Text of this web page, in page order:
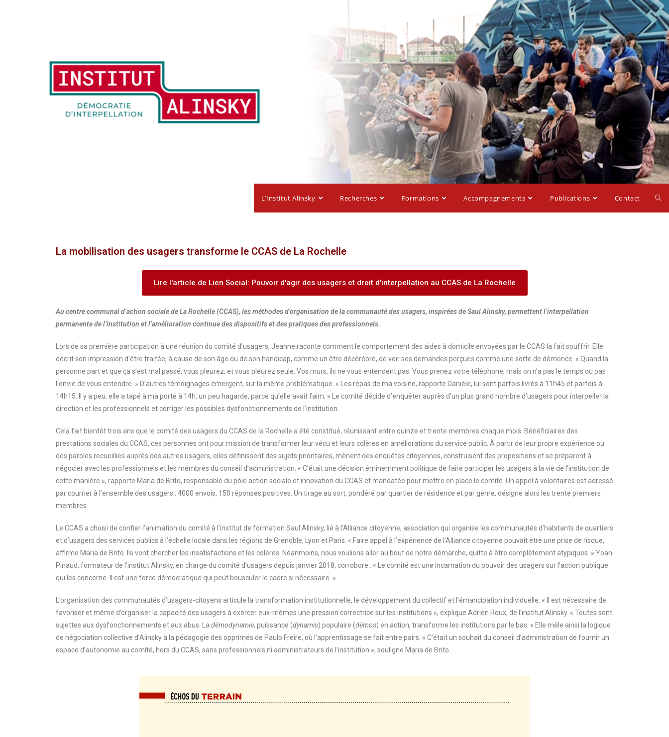
L’Institut Alinsky Recherches Formations Accompagnements Publications Contact
La mobilisation des usagers transforme le CCAS de La Rochelle
Lire l'article de Lien Social: Pouvoir d'agir des usagers et droit d'interpellation au CCAS de La Rochelle
Au centre communal d’action sociale de La Rochelle (CCAS), les méthodes d’organisation de la communauté des usagers, inspirées de Saul Alinsky, permettent l’interpellation
permanente de l’institution et l’amélioration continue des dispositifs et des pratiques des professionnels.
Lors de sa première participation à une réunion du comité d’usagers, Jeanne raconte comment le comportement des aides à domicile envoyées par le CCAS la fait souffrir. Elle
décrit son impression d’être traitée, à cause de son âge ou de son handicap, comme un être décérébré, de voir ses demandes perçues comme une sorte de démence. « Quand la
personne part et que ça s’est mal passé, vous pleurez, et vous pleurez seule. Vos murs, ils ne vous entendent pas. Vous prenez votre téléphone, mais on n’a pas le temps ou pas
l’envie de vous entendre. » D’autres témoignages émergent, sur la même problématique. « Les repas de ma voisine, rapporte Danièle, lui sont parfois livrés à 11h45 et parfois à
14h15. Il y a peu, elle a tapé à ma porte à 14h, un peu hagarde, parce qu’elle avait faim. » Le comité décide d’enquêter auprès d’un plus grand nombre d’usagers pour interpeller la
direction et les professionnels et corriger les possibles dysfonctionnements de l’institution.
Cela fait bientôt trois ans que le comité des usagers du CCAS de la Rochelle a été constitué, réunissant entre quinze et trente membres chaque mois. Bénéficiaires des
prestations sociales du CCAS, ces personnes ont pour mission de transformer leur vécu et leurs colères en améliorations du service public. À partir de leur propre expérience ou
des paroles recueillies auprès des autres usagers, elles définissent des sujets prioritaires, mènent des enquêtes citoyennes, construisent des propositions et se préparent à
négocier avec les professionnels et les membres du conseil d’administration. « C’était une décision éminemment politique de faire participer les usagers à la vie de l’institution de
cette manière », rapporte Maria de Brito, responsable du pôle action sociale et innovation du CCAS et mandatée pour mettre en place le comité. Un appel à volontaires est adressé
par courrier à l’ensemble des usagers : 4000 envois, 150 réponses positives. Un tirage au sort, pondéré par quartier de résidence et par genre, désigne alors les trente premiers
membres.
Le CCAS a choisi de confier l’animation du comité à l’institut de formation Saul Alinsky, lié à l’Alliance citoyenne, association qui organise les communautés d’habitants de quartiers
et d’usagers des services publics à l’échelle locale dans les régions de Grenoble, Lyon et Paris. « Faire appel à l’expérience de l’Alliance citoyenne pouvait être une prise de risque,
affirme Maria de Brito. Ils vont chercher les insatisfactions et les colères. Néanmoins, nous voulions aller au bout de notre démarche, quitte à être complètement atypiques. » Yoan
Pinaud, formateur de l’institut Alinsky, en charge du comité d’usagers depuis janvier 2018, corrobore : « Le comité est une incarnation du pouvoir des usagers sur l’action publique
qui les concerne. Il est une force démocratique qui peut bousculer le cadre si nécessaire. »
L’organisation des communautés d’usagers-citoyens articule la transformation institutionnelle, le développement du collectif et l’émancipation individuelle. « Il est nécessaire de
favoriser et même d’organiser la capacité des usagers à exercer eux-mêmes une pression correctrice sur les institutions », explique Adrien Roux, de l’institut Alinsky. « Toutes sont
sujettes aux dysfonctionnements et aux abus. La démodynamie, puissance (dynamis) populaire (démos) en action, transforme les institutions par le bas. » Elle mêle ainsi la logique
de négociation collective d’Alinsky à la pédagogie des opprimés de Paulo Freire, où l’apprentissage se fait entre pairs. « C’était un souhait du conseil d’administration de fournir un
espace d’autonomie au comité, hors du CCAS, sans professionnels ni administrateurs de l’institution », souligne Maria de Brito.